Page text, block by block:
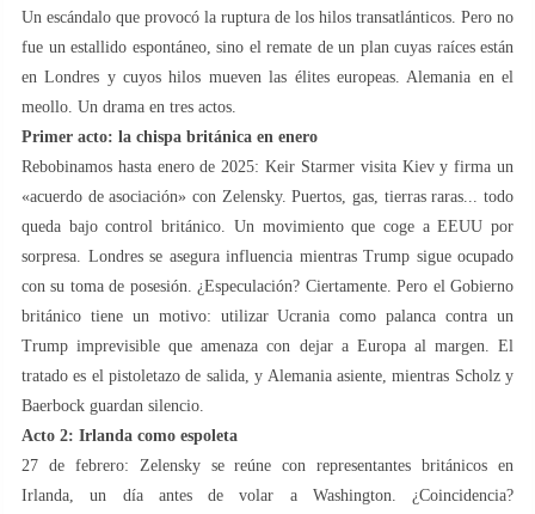
Un escándalo que provocó la ruptura de los hilos transatlánticos. Pero no
fue un estallido espontáneo, sino el remate de un plan cuyas raíces están
en Londres y cuyos hilos mueven las élites europeas. Alemania en el
meollo. Un drama en tres actos.
Primer acto: la chispa británica en enero
Rebobinamos hasta enero de 2025: Keir Starmer visita Kiev y firma un
«acuerdo de asociación» con Zelensky. Puertos, gas, tierras raras... todo
queda bajo control británico. Un movimiento que coge a EEUU por
sorpresa. Londres se asegura influencia mientras Trump sigue ocupado
con su toma de posesión. ¿Especulación? Ciertamente. Pero el Gobierno
británico tiene un motivo: utilizar Ucrania como palanca contra un
Trump imprevisible que amenaza con dejar a Europa al margen. El
tratado es el pistoletazo de salida, y Alemania asiente, mientras Scholz y
Baerbock guardan silencio.
Acto 2: Irlanda como espoleta
27 de febrero: Zelensky se reúne con representantes británicos en
Irlanda, un día antes de volar a Washington. ¿Coincidencia?